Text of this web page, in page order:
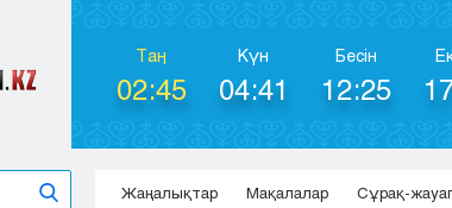
Таң
02:45
Күн
04:41
Бесін
12:25
Жаңалықтар Мақалалар Сұрақ-